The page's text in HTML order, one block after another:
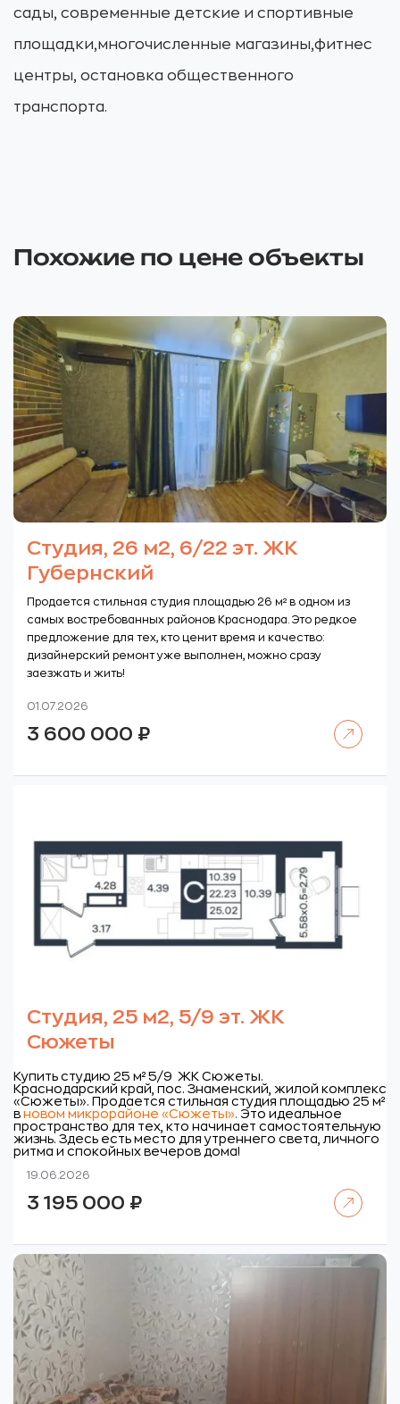
сады, современные детские и спортивные
площадки,многочисленные магазины,фитнес
центры, остановка общественного
транспорта.
Похожие по цене объекты
Студия, 26 м2, 6/22 эт. ЖК
Губернский
Продается стильная студия площадью 26 м² в одном из
самых востребованных районов Краснодара. Это редкое
предложение для тех, кто ценит время и качество:
дизайнерский ремонт уже выполнен, можно сразу
заезжать и жить!
01.07.2026
3 600 000 ₽
Студия, 25 м2, 5/9 эт. ЖК
Сюжеты
Купить студию 25 м² 5/9 ЖК Сюжеты.
Краснодарский край, пос. Знаменский, жилой комплекс
«Сюжеты». Продается стильная студия площадью 25 м²
в новом микрорайоне «Сюжеты». Это идеальное
пространство для тех, кто начинает самостоятельную
жизнь. Здесь есть место для утреннего света, личного
ритма и спокойных вечеров дома!
19.06.2026
3 195 000 ₽